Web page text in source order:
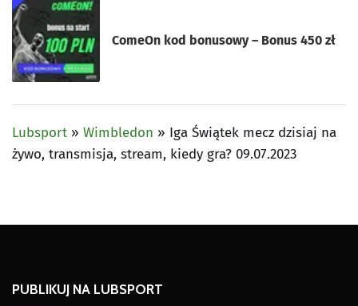
ComeOn kod bonusowy – Bonus 450 zł
Lubsport » Wimbledon » Iga Świątek mecz dzisiaj na
żywo, transmisja, stream, kiedy gra? 09.07.2023
PUBLIKUJ NA LUBSPORT